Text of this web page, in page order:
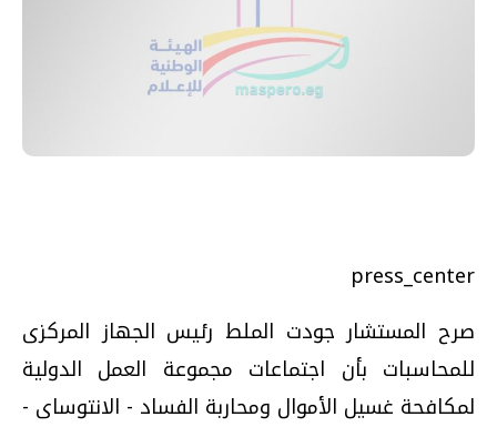
press_center
صرح المستشار جودت الملط رئيس الجهاز المركزى
للمحاسبات بأن اجتماعات مجموعة العمل الدولية
لمكافحة غسيل الأموال ومحاربة الفساد - الانتوساى -